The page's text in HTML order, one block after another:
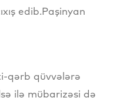
edib.Paşinyan
qərb qüvvələrə
ilə mübarizəsi də